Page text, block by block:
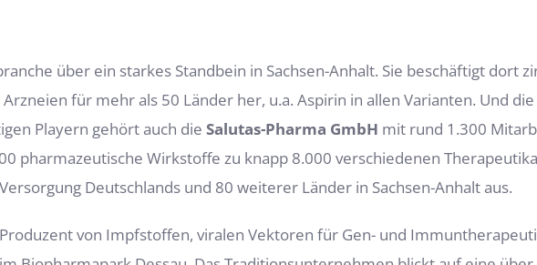
über ein starkes Standbein in Sachsen-Anhalt. Sie beschäftigt dort
für mehr als 50 Länder her, u.a. Aspirin in allen Varianten. Und
Playern gehört auch die Salutas-Pharma GmbH mit rund 1.300
pharmazeutische Wirkstoffe zu knapp 8.000 verschiedenen
Deutschlands und 80 weiterer Länder in Sachsen-Anhalt aus.
von Impfstoffen, viralen Vektoren für Gen- und